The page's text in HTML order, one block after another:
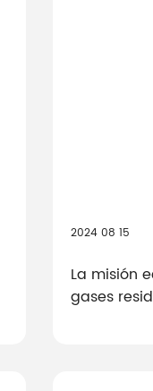
2024 08 15
La misión
gases